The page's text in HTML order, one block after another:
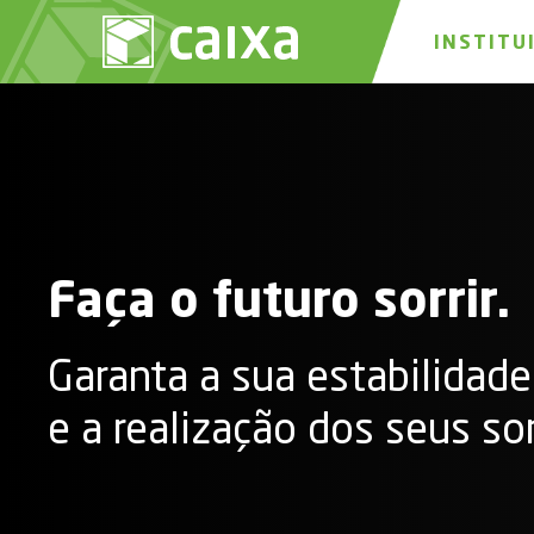
Faça o futuro sorrir.
Garanta a sua
e a realização dos seus